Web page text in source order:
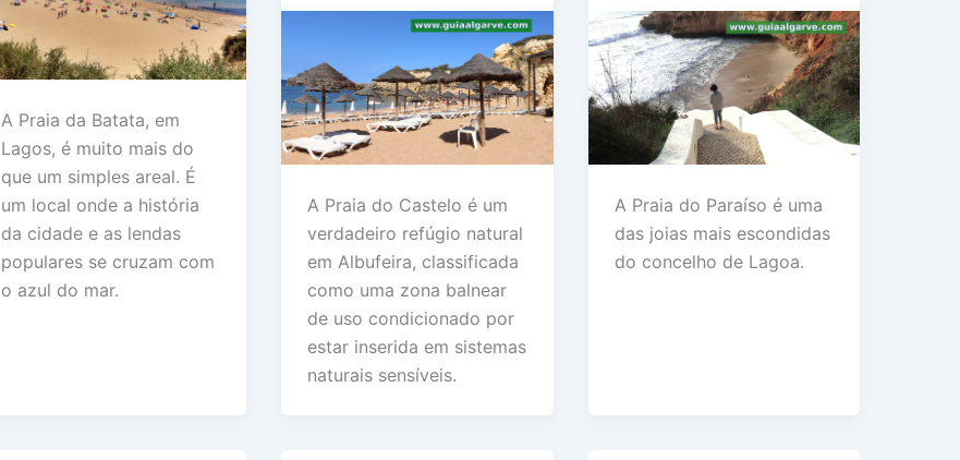
A Praia da Batata, em
Lagos, é muito mais do
que um simples areal. É
um local onde a história
da cidade e as lendas
populares se cruzam com
o azul do mar.
A Praia do Castelo é um
verdadeiro refúgio natural
em Albufeira, classificada
como uma zona balnear
de uso condicionado por
estar inserida em sistemas
naturais sensíveis.
A Praia do Paraíso é uma
das joias mais escondidas
do concelho de Lagoa.